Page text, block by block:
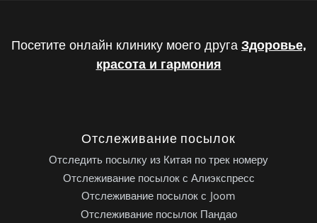
Посетите онлайн клинику моего друга Здоровье,
красота и гармония
Отслеживание посылок
Отследить посылку из Китая по трек номеру
Отслеживание посылок с Алиэкспресс
Отслеживание посылок с Joom
Отслеживание посылок Пандао